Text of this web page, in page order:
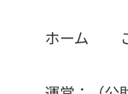
ホーム